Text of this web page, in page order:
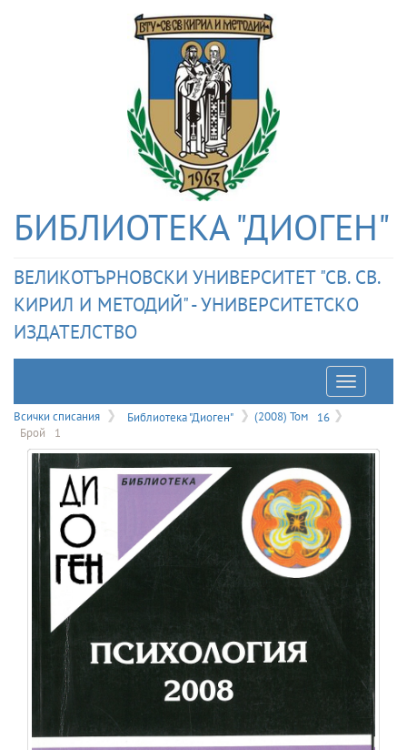
БИБЛИОТЕКА "ДИОГЕН"
ВЕЛИКОТЪРНОВСКИ УНИВЕРСИТЕТ "СВ. СВ.
КИРИЛ И МЕТОДИЙ" - УНИВЕРСИТЕТСКО
ИЗДАТЕЛСТВО
Отваряне
на
Всички списания Библиотека "Диоген" (2008) Том
16
Брой
1